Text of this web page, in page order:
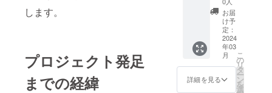
します。
プロジェクト発足
までの経緯
さい。
す。 商
品開封
前には
必ずお
届けの
リター
ンに貼
付され
来上が
りイ
メージ
です。
盛り付
けはア
レンジ
してお
レー
（200g
×10食
分）を
お届け
いたし
ます。
※お届け
するの
お届
け予
定：
2024
年03
月
詳細を見る
こ
の
リ
タ
ー
ン
を
選